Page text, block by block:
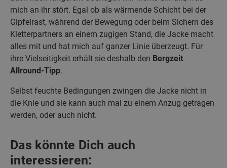
mich an ihr stört. Egal ob als wärmende Schicht bei der
Gipfelrast, während der Bewegung oder beim Sichern des
Kletterpartners an einem zugigen Stand, die Jacke macht
alles mit und hat mich auf ganzer Linie überzeugt. Für
ihre Vielseitigkeit erhält sie deshalb den Bergzeit
Allround-Tipp.
Selbst feuchte Bedingungen zwingen die Jacke nicht in
die Knie und sie kann auch mal zu einem Anzug getragen
werden, oder auch nicht.
Das könnte Dich auch
interessieren: